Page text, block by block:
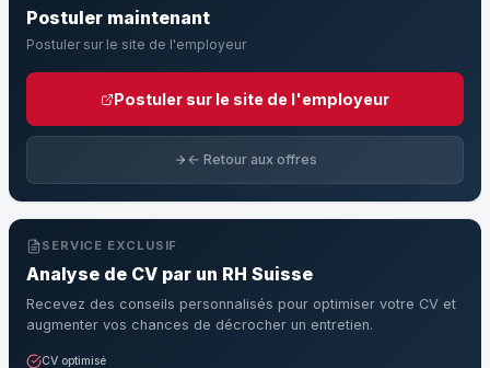
Postuler maintenant
Postuler sur le site de l'employeur
Postuler sur le site de l'employeur
← Retour aux offres
SERVICE EXCLUSIF
Analyse de CV par un RH Suisse
Recevez des conseils personnalisés pour optimiser votre CV et
augmenter vos chances de décrocher un entretien.
CV optimisé